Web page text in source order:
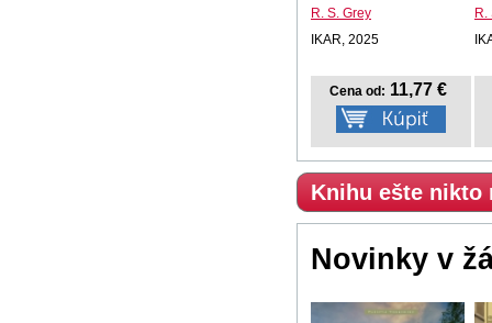
R. S. Grey
IKAR, 2025
Cena od: 11,77 €
R.
Knihu ešte nikto
Novinky v